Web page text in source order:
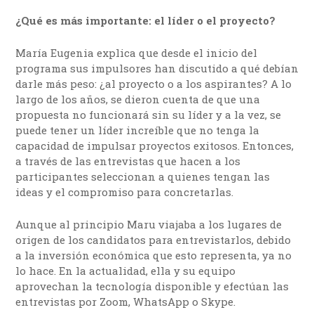
¿Qué es más importante: el líder o el proyecto?
María Eugenia explica que desde el inicio del
programa sus impulsores han discutido a qué debían
darle más peso: ¿al proyecto o a los aspirantes? A lo
largo de los años, se dieron cuenta de que una
propuesta no funcionará sin su líder y a la vez, se
puede tener un líder increíble que no tenga la
capacidad de impulsar proyectos exitosos. Entonces,
a través de las entrevistas que hacen a los
participantes seleccionan a quienes tengan las
ideas y el compromiso para concretarlas.
Aunque al principio Maru viajaba a los lugares de
origen de los candidatos para entrevistarlos, debido
a la inversión económica que esto representa, ya no
lo hace. En la actualidad, ella y su equipo
aprovechan la tecnología disponible y efectúan las
entrevistas por Zoom, WhatsApp o Skype.